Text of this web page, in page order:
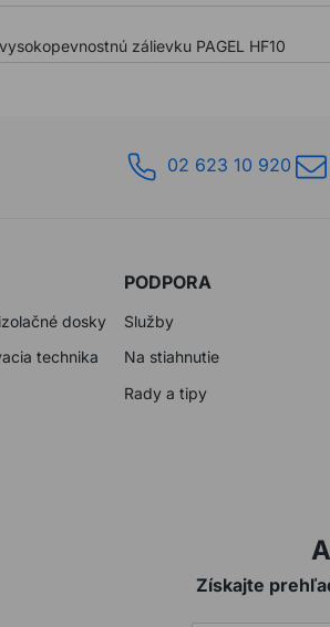
zálievku PAGEL HF10
02 623 10 920
dosky
technika
PODPORA
Služby
Na stiahnutie
Rady a tipy
Získajte